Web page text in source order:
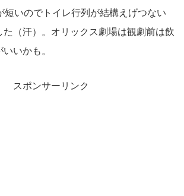
短いのでトイレ行列が結構えげつない
た（汗）。オリックス劇場は観劇前は飲
いかも。
スポンサーリンク